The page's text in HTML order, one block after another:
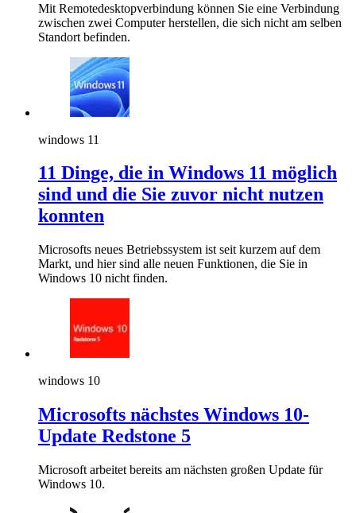
Mit Remotedesktopverbindung können Sie eine Verbindung
zwischen zwei Computer herstellen, die sich nicht am selben
Standort befinden.
windows 11
11 Dinge, die in Windows 11 möglich
sind und die Sie zuvor nicht nutzen
konnten
Microsofts neues Betriebssystem ist seit kurzem auf dem
Markt, und hier sind alle neuen Funktionen, die Sie in
Windows 10 nicht finden.
windows 10
Microsofts nächstes Windows 10-
Update Redstone 5
Microsoft arbeitet bereits am nächsten großen Update für
Windows 10.